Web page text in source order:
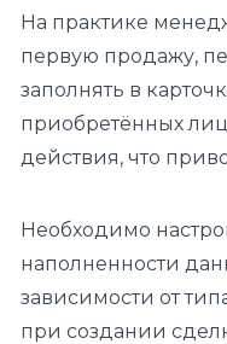
На практике
первую продажу,
заполнять в
приобретённых
действия, что
Необходимо
наполненности
зависимости от
при создании